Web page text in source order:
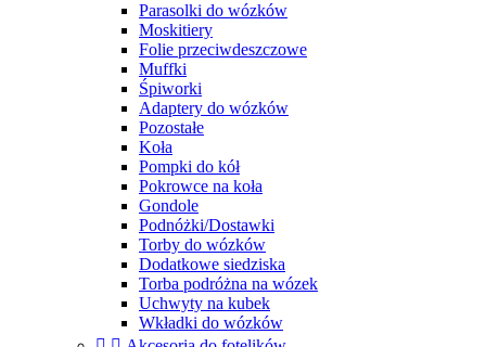
Parasolki do wózków
Moskitiery
Folie przeciwdeszczowe
Muffki
Śpiworki
Adaptery do wózków
Pozostałe
Koła
Pompki do kół
Pokrowce na koła
Gondole
Podnóżki/Dostawki
Torby do wózków
Dodatkowe siedziska
Torba podróżna na wózek
Uchwyty na kubek
Wkładki do wózków